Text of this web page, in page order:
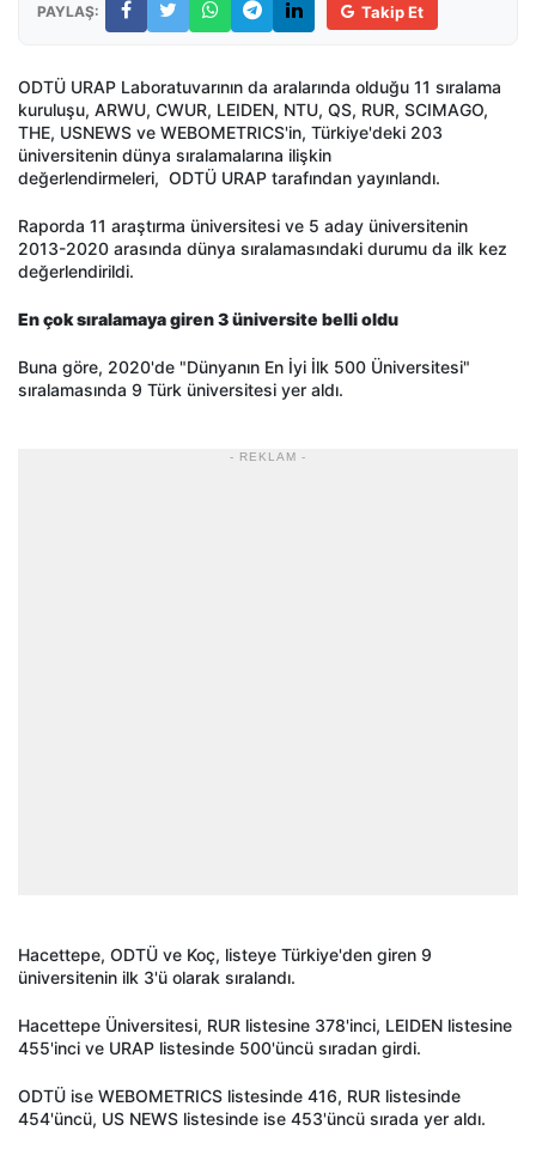
PAYLAŞ: Takip Et
ODTÜ URAP Laboratuvarının da aralarında olduğu 11 sıralama
kuruluşu, ARWU, CWUR, LEIDEN, NTU, QS, RUR, SCIMAGO,
THE, USNEWS ve WEBOMETRICS'in, Türkiye'deki 203
üniversitenin dünya sıralamalarına ilişkin
değerlendirmeleri, ODTÜ URAP tarafından yayınlandı.
Raporda 11 araştırma üniversitesi ve 5 aday üniversitenin
2013-2020 arasında dünya sıralamasındaki durumu da ilk kez
değerlendirildi.
En çok sıralamaya giren 3 üniversite belli oldu
Buna göre, 2020'de "Dünyanın En İyi İlk 500 Üniversitesi"
sıralamasında 9 Türk üniversitesi yer aldı.
- REKLAM -
Hacettepe, ODTÜ ve Koç, listeye Türkiye'den giren 9
üniversitenin ilk 3'ü olarak sıralandı.
Hacettepe Üniversitesi, RUR listesine 378'inci, LEIDEN listesine
455'inci ve URAP listesinde 500'üncü sıradan girdi.
ODTÜ ise WEBOMETRICS listesinde 416, RUR listesinde
454'üncü, US NEWS listesinde ise 453'üncü sırada yer aldı.